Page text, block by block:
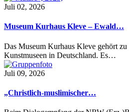
Juli 02, 2026
Museum Kurhaus Kleve – Ewald…
Das Museum Kurhaus Kleve gehört zu
Kunstmuseen in Deutschland. Es…
Juli 09, 2026
„Christlich-muslimischer…